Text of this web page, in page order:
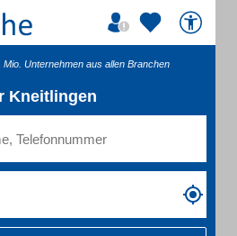
Unternehmen aus allen Branchen
Kneitlingen